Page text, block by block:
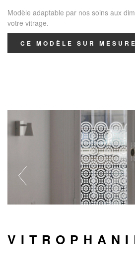
Modèle adaptable par nos soins aux
votre vitrage.
CE MODÈLE SUR MESURE